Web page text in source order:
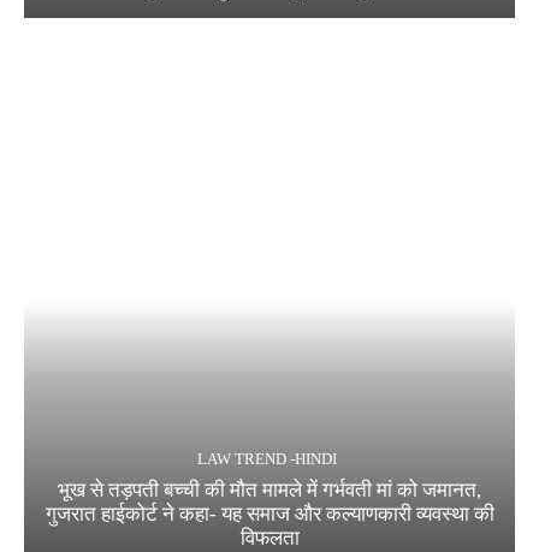
LAW TREND -HINDI
भूख से तड़पती बच्ची की मौत मामले में गर्भवती मां को जमानत,
गुजरात हाईकोर्ट ने कहा- यह समाज और कल्याणकारी व्यवस्था की
विफलता